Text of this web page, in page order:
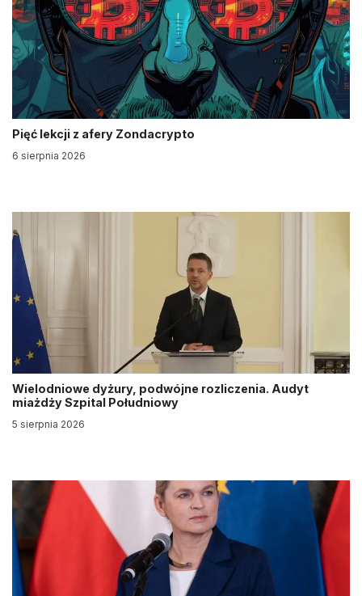
Pięć lekcji z afery Zondacrypto
6 sierpnia 2026
Wielodniowe dyżury, podwójne rozliczenia. Audyt
miażdży Szpital Południowy
5 sierpnia 2026